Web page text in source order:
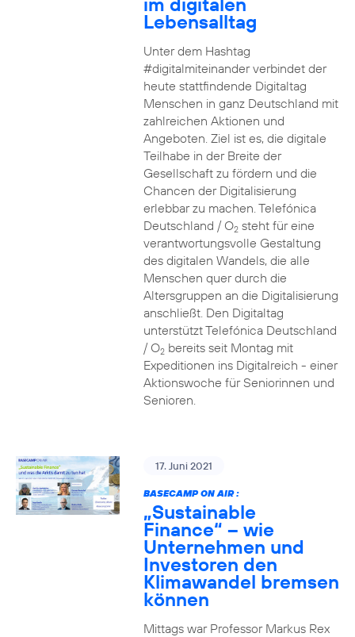
Lebensalltag
Unter dem Hashtag
#digitalmiteinander verbindet der
heute stattfindende Digitaltag
Menschen in ganz Deutschland mit
zahlreichen Aktionen und
Angeboten. Ziel ist es, die digitale
Teilhabe in der Breite der
Gesellschaft zu fördern und die
Chancen der Digitalisierung
erlebbar zu machen. Telefónica
Deutschland / O2steht für eine
verantwortungsvolle Gestaltung
des digitalen Wandels, die alle
Menschen quer durch die
Altersgruppen an die Digitalisierung
anschließt. Den Digitaltag
unterstützt Telefónica Deutschland
/ O2bereits seit Montag mit
Expeditionen ins Digitalreich - einer
Aktionswoche für Seniorinnen und
Senioren.
17. Juni 2021
BASECAMP ON AIR :
„Sustainable
Finance“ – wie
Unternehmen und
Investoren den
Klimawandel bremsen
können
Mittags war Professor Markus Rex